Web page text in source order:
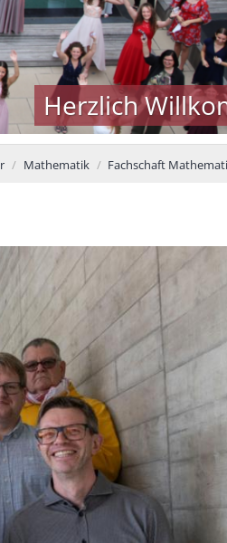
Willkommen!
Mathematik Fachschaft